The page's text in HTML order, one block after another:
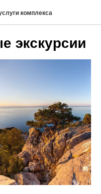
комплекса
экскурсии